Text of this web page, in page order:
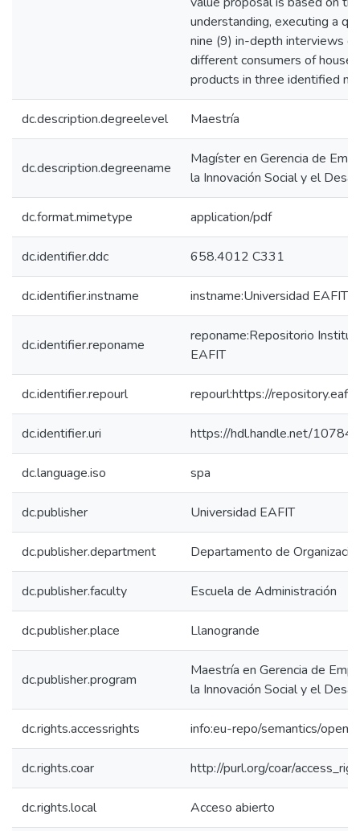
understanding, executing a
nine (9) in-depth interviews
different consumers of
products in three identified
dc.description.degreelevel Maestría
dc.description.degreename
Magíster en Gerencia de
la Innovación Social y el
dc.format.mimetype application/pdf
dc.identifier.ddc 658.4012 C331
dc.identifier.instname instname:Universidad EAFIT
dc.identifier.reponame
reponame:Repositorio
EAFIT
dc.identifier.repourl repourl:https://
dc.identifier.uri https://hdl.handle.net/
dc.language.iso spa
dc.publisher Universidad EAFIT
dc.publisher.department Departamento de
dc.publisher.faculty Escuela de Administración
dc.publisher.place Llanogrande
dc.publisher.program
Maestría en Gerencia de
la Innovación Social y el
dc.rights.accessrights info:eu-repo/semantics/
dc.rights.coar http://purl.org/coar/
dc.rights.local Acceso abierto